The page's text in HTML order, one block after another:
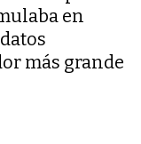
en
más grande